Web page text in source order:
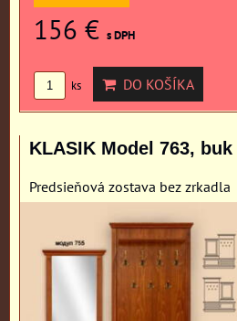
156 € s DPH
ks DO KOŠÍKA
KLASIK Model 763,
Predsieňová zostava bez zrkadla